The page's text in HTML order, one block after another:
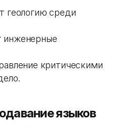
геологию среди
инженерные
критическими
языков